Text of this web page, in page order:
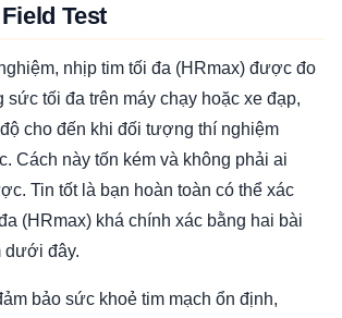
Test
nhịp tim tối đa (HRmax) được đo
sức tối đa trên máy chạy hoặc xe đạp,
cho đến khi đối tượng thí nghiệm
Cách này tốn kém và không phải ai
Tin tốt là bạn hoàn toàn có thể xác
(HRmax) khá chính xác bằng hai bài
dưới đây.
bảo sức khoẻ tim mạch ổn định,